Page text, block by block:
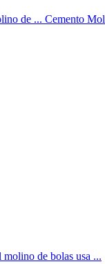
de ... Cemento
de bolas usa ...